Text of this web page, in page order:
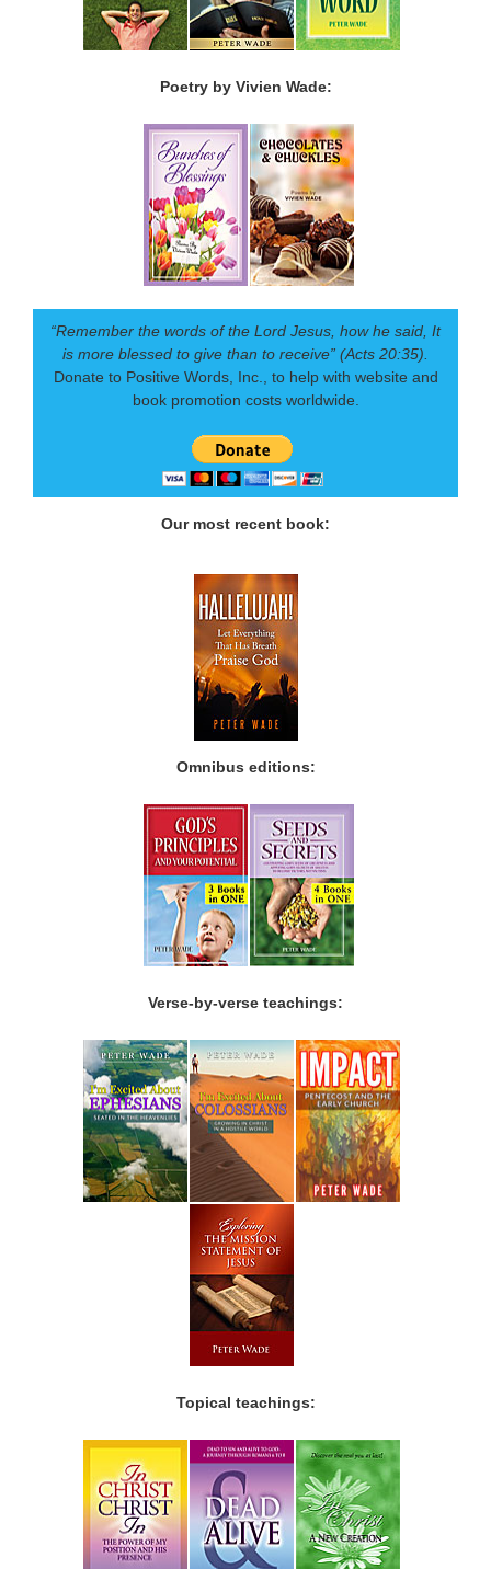
Poetry by Vivien Wade:
“Remember the words of the Lord Jesus, how he said, It
is more blessed to give than to receive” (Acts 20:35).
Donate to Positive Words, Inc., to help with website and
book promotion costs worldwide.
Our most recent book:
Omnibus editions:
Verse-by-verse teachings:
Topical teachings: